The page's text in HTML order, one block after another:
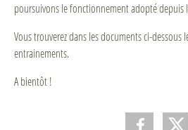
poursuivons le fonctionnement adopté depuis
Vous trouverez dans les documents ci-dessous
entrainements.
A bientôt !